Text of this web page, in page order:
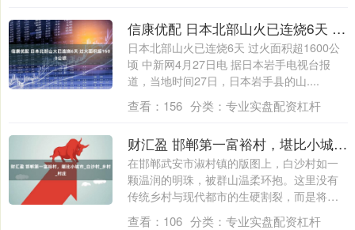
信康优配 日本北部山火已连烧6天 过火面积超1600公顷
日本北部山火已连烧6天 过火面积超1600公
顷 中新网4月27日电 据日本岩手电视台报
道，当地时间27日，日本岩手县的山....
查看： 156 分类： 专业实盘配资杠杆
财汇盈 邯郸第一富裕村，堪比小城市_白沙村_乡村_村庄
在邯郸武安市淑村镇的版图上，白沙村如一
颗温润的明珠，被群山温柔环抱。这里没有
传统乡村与现代都市的生硬割裂，而是将岁
月的沉....
查看： 106 分类： 专业实盘配资杠杆